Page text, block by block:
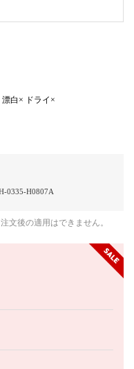
白× ドライ×
0335-H0807A
文後の適用はできません。